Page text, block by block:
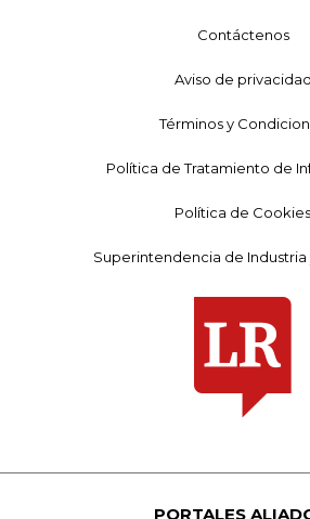
Contáctenos
Aviso de privacidad
Términos y
Política de Tratamiento de
Política de Cookies
Superintendencia de
PORTALES